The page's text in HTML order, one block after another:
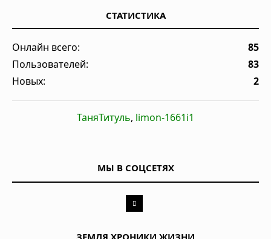
СТАТИСТИКА
Онлайн всего:
85
Пользователей:
83
Новых:
2
ТаняТитуль, limon-1661i1
МЫ В СОЦСЕТЯХ
ЗЕМЛЯ.ХРОНИКИ ЖИЗНИ